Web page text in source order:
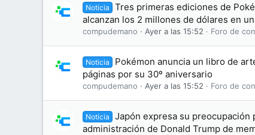
Noticia
Tres primeras ediciones de
alcanzan los 2 millones de dólares en
compudemano Ayer a las 15:52 Foro de
Noticia
Pokémon anuncia un libro de
páginas por su 30º aniversario
compudemano Ayer a las 15:52 Foro de
Noticia
Japón expresa su preocupación
administración de Donald Trump de